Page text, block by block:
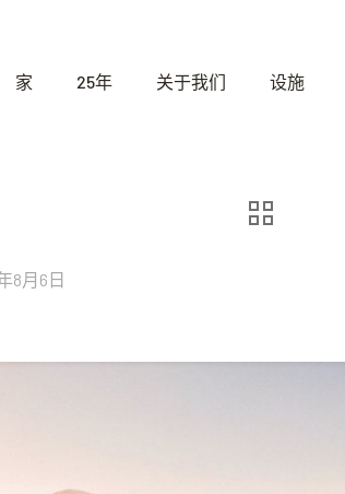
家 25年 关于我们 设施
8月6日